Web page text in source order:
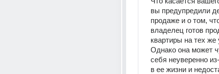
вы предупредили
продаже и о том,
владелец готов
квартиры на тех же
Однако она может
себя неуверенно
в ее жизни и